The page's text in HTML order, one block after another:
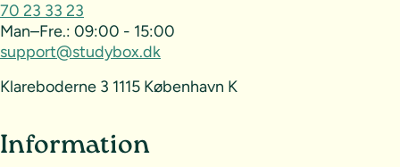
70 23 33 23
Man–Fre.: 09:00 - 15:00
support@studybox.dk
Klareboderne 3 1115 København K
Information